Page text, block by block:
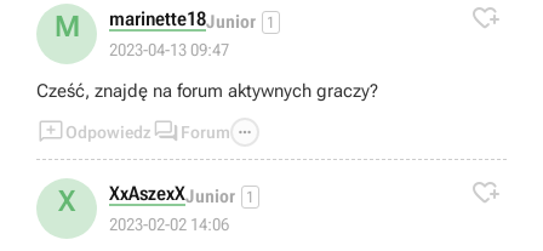
M marinette18Junior 1
2023-04-13 09:47

Cześć, znajdę na forum aktywnych graczy?
Odpowiedz  Forum 
X XxAszexXJunior 1
2023-02-02 14:06
